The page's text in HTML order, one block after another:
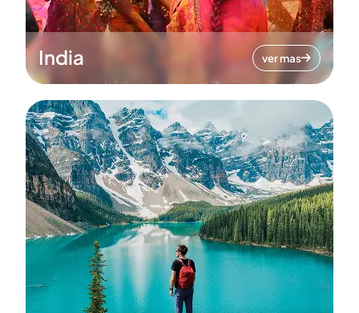
India ver mas